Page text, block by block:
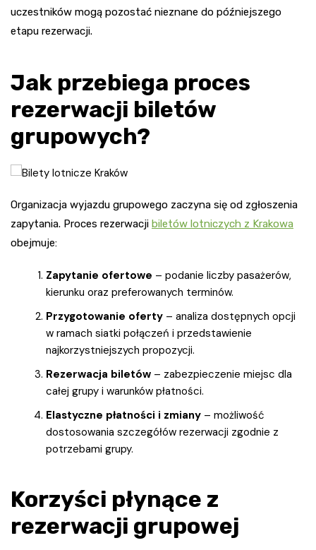
uczestników mogą pozostać nieznane do późniejszego
etapu rezerwacji.
Jak przebiega proces
rezerwacji biletów
grupowych?
Organizacja wyjazdu grupowego zaczyna się od zgłoszenia
zapytania. Proces rezerwacji biletów lotniczych z Krakowa
obejmuje:
Zapytanie ofertowe – podanie liczby pasażerów,
kierunku oraz preferowanych terminów.
Przygotowanie oferty – analiza dostępnych opcji
w ramach siatki połączeń i przedstawienie
najkorzystniejszych propozycji.
Rezerwacja biletów – zabezpieczenie miejsc dla
całej grupy i warunków płatności.
Elastyczne płatności i zmiany – możliwość
dostosowania szczegółów rezerwacji zgodnie z
potrzebami grupy.
Korzyści płynące z
rezerwacji grupowej